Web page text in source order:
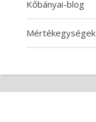
Kőbányai-blog
Mértékegységek